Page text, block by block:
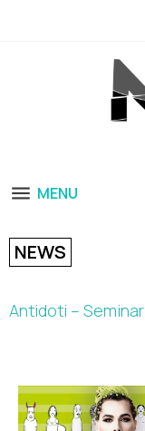
MENU
NEWS
Antidoti –